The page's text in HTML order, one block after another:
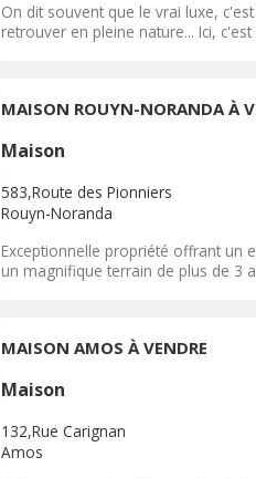
On dit souvent que le vrai luxe,
retrouver en pleine nature... Ici,
MAISON ROUYN-NORANDA À
Maison
583,Route des Pionniers
Rouyn-Noranda
Exceptionnelle propriété offrant un
un magnifique terrain de plus de 3
MAISON AMOS À VENDRE
Maison
132,Rue Carignan
Amos